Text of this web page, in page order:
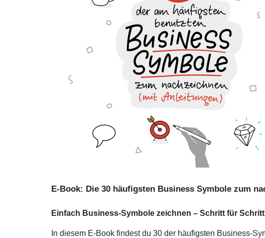
E-Book: Die 30 häufigsten Business Symbole zum
Einfach Business-Symbole zeichnen – Schritt für
In diesem E-Book findest du 30 der häufigsten Business-